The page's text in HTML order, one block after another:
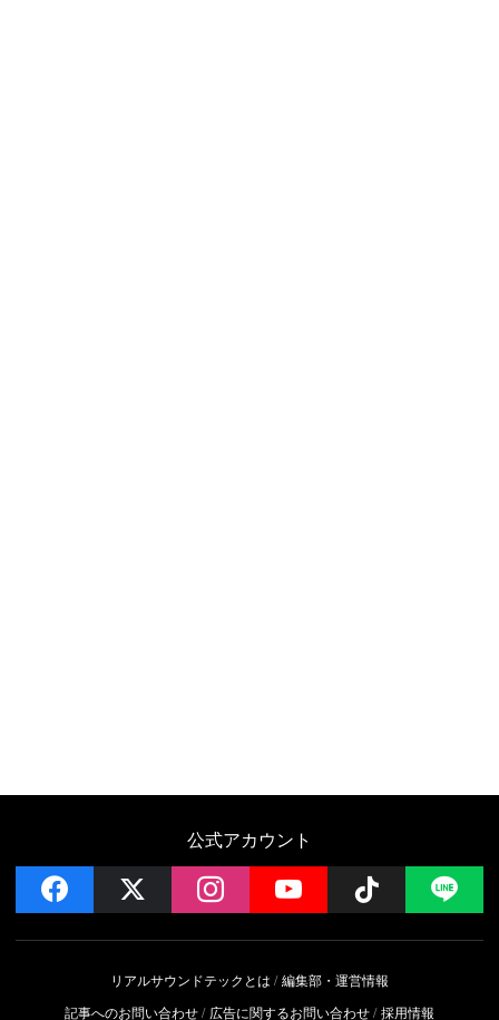
公式アカウント
facebook instagramYouTube Follow
リアルサウンドテックとは
編集部・運営情報
記事へのお問い合わせ
広告に関するお問い合わせ 採用情報